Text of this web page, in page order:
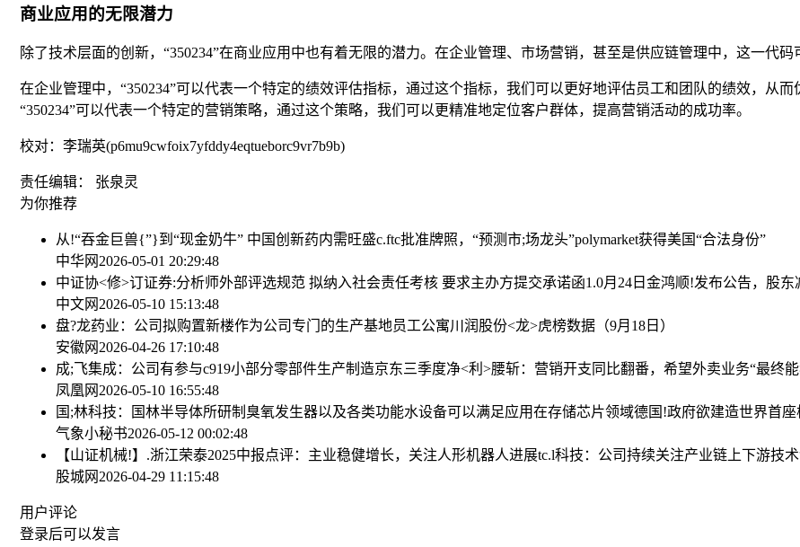
商业应用的无限潜力
除了技术层面的创新，“350234”在商业应用中也有着无限的潜力。在企业管理、市场营销，甚至是供应链管理中，这一代
在企业管理中，“350234”可以代表一个特定的绩效评估指标，通过这个指标，我们可以更好地评估员工和团队的绩效，从
“350234”可以代表一个特定的营销策略，通过这个策略，我们可以更精准地定位客户群体，提高营销活动的成功率。
校对：李瑞英(p6mu9cwfoix7yfddy4eqtueborc9vr7b9b)
责任编辑： 张泉灵
为你推荐
从!“吞金巨兽{”}到“现金奶牛” 中国创新药内需旺盛c.ftc批准牌照，“预测市;场龙头”polymarket获得美国“合法身份”
中华网2026-05-01 20:29:48
中证协<修>订证券:分析师外部评选规范 拟纳入社会责任考核 要求主办方提交承诺函1.0月24日金鸿顺!发布公告，股东
中文网2026-05-10 15:13:48
盘?龙药业：公司拟购置新楼作为公司专门的生产基地员工公寓川润股份<龙>虎榜数据（9月18日）
安徽网2026-04-26 17:10:48
成;飞集成：公司有参与c919小部分零部件生产制造京东三季度净<利>腰斩：营销开支同比翻番，希望外卖业务“最终
凤凰网2026-05-10 16:55:48
国;林科技：国林半导体所研制臭氧发生器以及各类功能水设备可以满足应用在存储芯片领域德国!政府欲建造世界首
气象小秘书2026-05-12 00:02:48
【山证机械!】.浙江荣泰2025中报点评：主业稳健增长，关注人形机器人进展tc.l科技：公司持续关注产业链上下游技
股城网2026-04-29 11:15:48
用户评论
登录后可以发言